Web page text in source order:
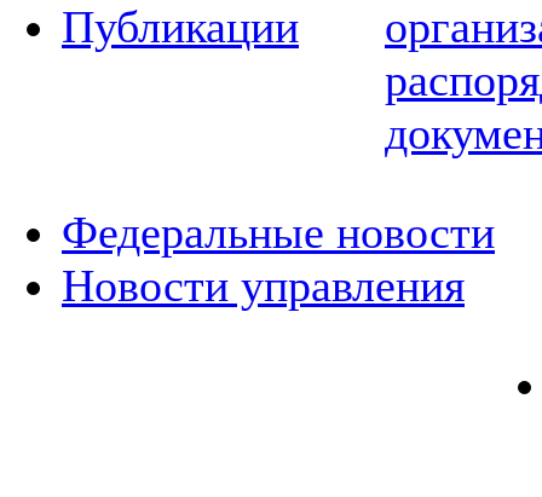
Публикации
Федеральные новости
Новости управления